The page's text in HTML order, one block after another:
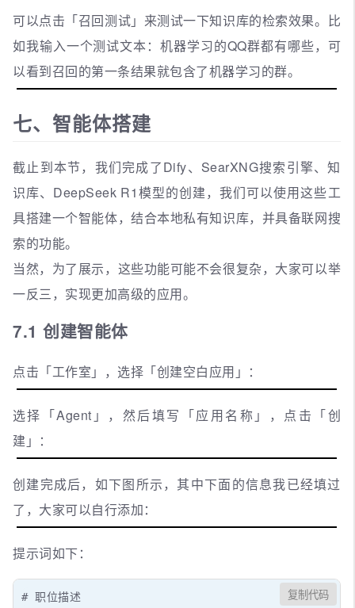
可以点击「召回测试」来测试一下知识库的检索效果。比
如我输入一个测试文本：机器学习的QQ群都有哪些，可
以看到召回的第一条结果就包含了机器学习的群。
七、智能体搭建
截止到本节，我们完成了Dify、SearXNG搜索引擎、知
识库、DeepSeek R1模型的创建，我们可以使用这些工
具搭建一个智能体，结合本地私有知识库，并具备联网搜
索的功能。
当然，为了展示，这些功能可能不会很复杂，大家可以举
一反三，实现更加高级的应用。
7.1 创建智能体
点击「工作室」，选择「创建空白应用」：
选择「Agent」，然后填写「应用名称」，点击「创
建」：
创建完成后，如下图所示，其中下面的信息我已经填过
了，大家可以自行添加：
提示词如下：
# 职位描述
复制代码